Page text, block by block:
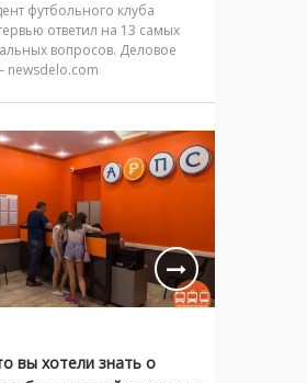
футбольного клуба
ответил на 13 самых
вопросов. Деловое
newsdelo.com
вы хотели знать о